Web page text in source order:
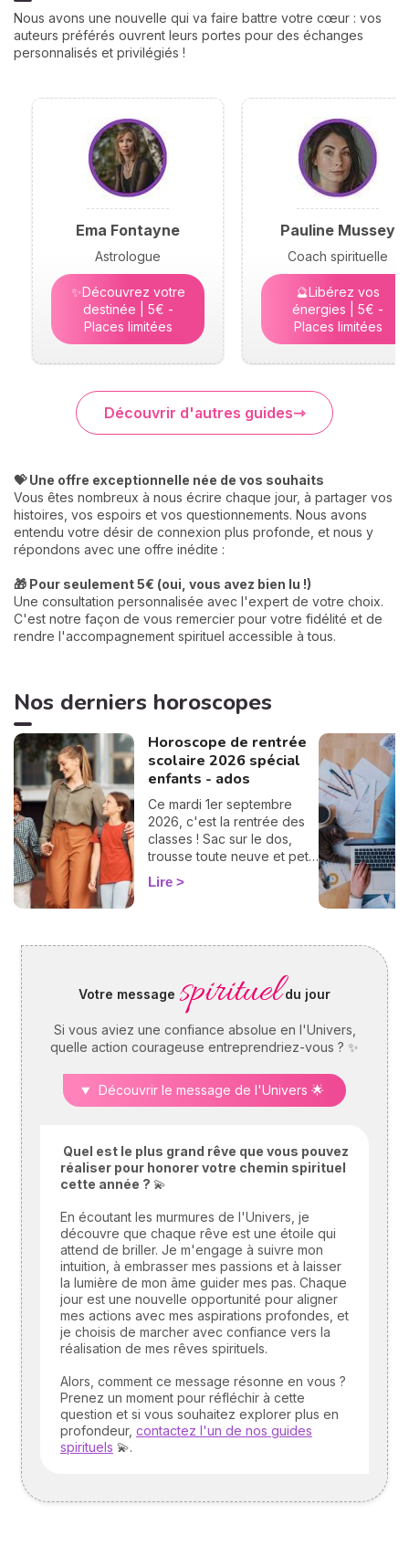
Voici leurs significations !
Nous avons une nouvelle qui va faire battre votre cœur : vos
auteurs préférés ouvrent leurs portes pour des échanges
personnalisés et privilégiés !
Ema Fontayne
Astrologue
✨Découvrez votre
destinée | 5€ -
Places limitées
Pauline Mussey
Coach spirituelle
🔮Libérez vos
énergies | 5€ -
Places limitées
Découvrir d'autres guides
💝 Une offre exceptionnelle née de vos souhaits
Vous êtes nombreux à nous écrire chaque jour, à partager vos
histoires, vos espoirs et vos questionnements. Nous avons
entendu votre désir de connexion plus profonde, et nous y
répondons avec une offre inédite :
🎁 Pour seulement 5€ (oui, vous avez bien lu !)
Une consultation personnalisée avec l'expert de votre choix.
C'est notre façon de vous remercier pour votre fidélité et de
rendre l'accompagnement spirituel accessible à tous.
Nos derniers horoscopes
Horoscope de rentrée
scolaire 2026 spécial
enfants - ados
Ce mardi 1er septembre
2026, c'est la rentrée des
classes ! Sac sur le dos,
trousse toute neuve et petit
pincement au cœur… ce
grand jour est un moment
vous aider à les préparer et
vos chères têtes blondes,
je vous offre un horoscope
spécial enfant : découvrez
vite comment se passera ce
premier jour d'école, signe
Lire
Votre message spiritueldu jour
Si vous aviez une confiance absolue en l'Univers,
quelle action courageuse entreprendriez-vous ? ✨
Découvrir le message de l'Univers 🌟
Quel est le plus grand rêve que vous pouvez
réaliser pour honorer votre chemin spirituel
cette année ? 💫
En écoutant les murmures de l'Univers, je
découvre que chaque rêve est une étoile qui
attend de briller. Je m'engage à suivre mon
intuition, à embrasser mes passions et à laisser
la lumière de mon âme guider mes pas. Chaque
jour est une nouvelle opportunité pour aligner
mes actions avec mes aspirations profondes, et
je choisis de marcher avec confiance vers la
réalisation de mes rêves spirituels.
Alors, comment ce message résonne en vous ?
Prenez un moment pour réfléchir à cette
question et si vous souhaitez explorer plus en
profondeur, contactez l'un de nos guides
spirituels 💫.